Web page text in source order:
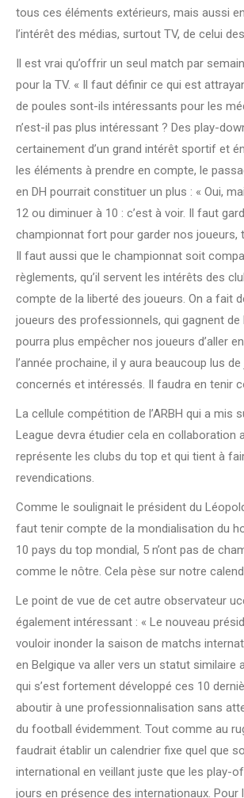
tous ces éléments extérieurs, mais aussi
l’intérêt des médias, surtout TV, de celui
Il est vrai qu’offrir un seul match par
pour la TV. « Il faut définir ce qui est
de poules sont-ils intéressants pour les
n’est-il pas plus intéressant ? Des play-
certainement d’un grand intérêt sportif et
les éléments à prendre en compte, le
en DH pourrait constituer un plus : « Oui,
12 ou diminuer à 10 : c’est à voir. Il faut
championnat fort pour garder nos joueurs,
Il faut aussi que le championnat soit
règlements, qu’il servent les intérêts des
compte de la liberté des joueurs. On a fait
joueurs des professionnels, qui gagnent de
pourra plus empêcher nos joueurs d’aller
l’année prochaine, il y aura beaucoup lus
concernés et intéressés. Il faudra en tenir
La cellule compétition de l’ARBH qui a mis
League devra étudier cela en collaboration
représente les clubs du top et qui tient à
revendications.
Comme le soulignait le président du
faut tenir compte de la mondialisation du
10 pays du top mondial, 5 n’ont pas de
comme le nôtre. Cela pèse sur notre
Le point de vue de cet autre observateur
également intéressant : « Le nouveau
vouloir inonder la saison de matchs
en Belgique va aller vers un statut similaire
qui s’est fortement développé ces 10
aboutir à une professionnalisation sans
du football évidemment. Tout comme au
faudrait établir un calendrier fixe quel que
international en veillant juste que les play-
jours en présence des internationaux. Pour